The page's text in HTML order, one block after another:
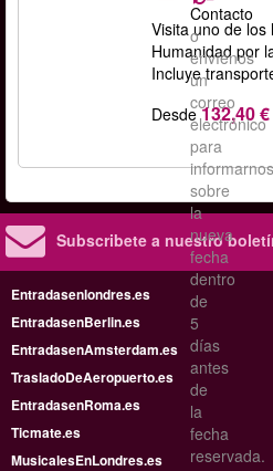
Contacto
o
envíenos
un
correo
electrónico
para
informarnos
sobre
la
nueva
fecha
dentro
de
5
días
antes
de
la
fecha
reservada.
Visita uno de
Humanidad por
Incluye
Desde 132,40 €
Subscribete a nuestro
Entradasenlondres.es
EntradasenBerlin.es
EntradasenAmsterdam.es
TrasladoDeAeropuerto.es
EntradasenRoma.es
Ticmate.es
MusicalesEnLondres.es